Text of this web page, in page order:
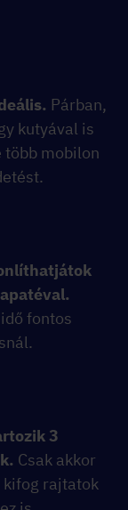
Párban,
kutyával is
több mobilon
fontos
3
Csak akkor
kifog rajtatok